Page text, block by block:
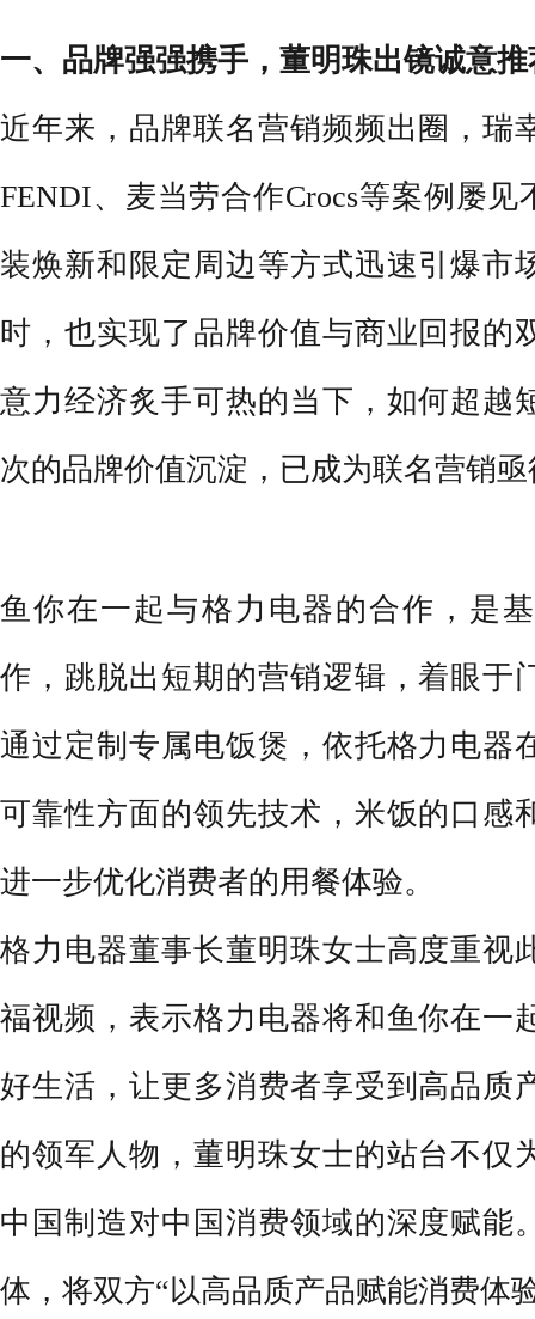
一、品牌强强携手，董明珠出镜诚意推
近年来，品牌联名营销频频出圈，瑞
FENDI、麦当劳合作Crocs等案例屡
装焕新和限定周边等方式迅速引爆市
时，也实现了品牌价值与商业回报的
意力经济炙手可热的当下，如何超越
次的品牌价值沉淀，已成为联名营销
鱼你在一起与格力电器的合作，是
作，跳脱出短期的营销逻辑，着眼于
通过定制专属电饭煲，依托格力电器
可靠性方面的领先技术，米饭的口感
进一步优化消费者的用餐体验。
格力电器董事长董明珠女士高度重视
福视频，表示格力电器将和鱼你在一
好生活，让更多消费者享受到高品质
的领军人物，董明珠女士的站台不仅
中国制造对中国消费领域的深度赋能
体，将双方“以高品质产品赋能消费体